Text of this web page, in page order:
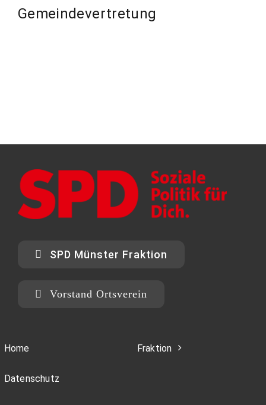
Gemeindevertretung
SPD Münster Fraktion
Vorstand Ortsverein
Home
Datenschutz
Fraktion